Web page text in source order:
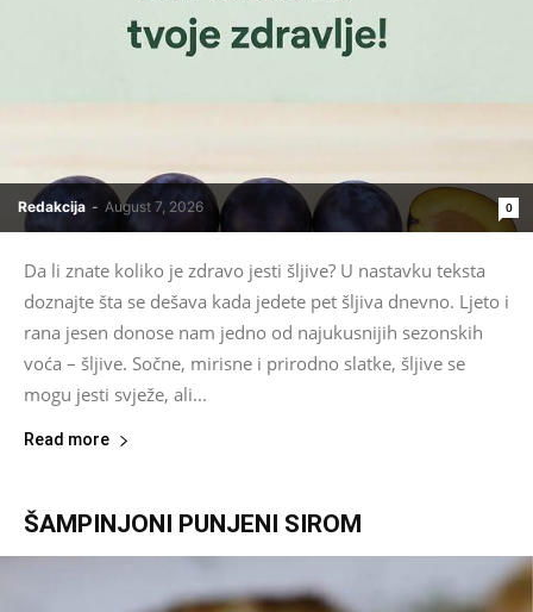
Redakcija - August 7, 2026 0
Da li znate koliko je zdravo jesti šljive? U nastavku teksta
doznajte šta se dešava kada jedete pet šljiva dnevno. Ljeto i
rana jesen donose nam jedno od najukusnijih sezonskih
voća – šljive. Sočne, mirisne i prirodno slatke, šljive se
mogu jesti svježe, ali...
Read more
ŠAMPINJONI PUNJENI SIROM